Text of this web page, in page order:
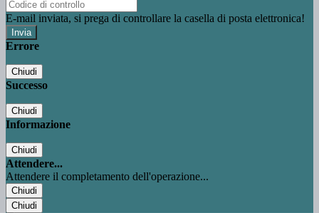
E-mail inviata, si prega di controllare la casella di posta elettronica!
Errore
Chiudi
Successo
Chiudi
Informazione
Chiudi
Attendere...
Attendere il completamento dell'operazione...
Chiudi
Chiudi